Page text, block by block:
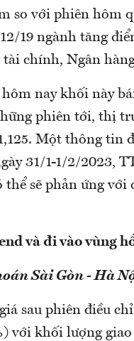
so với phiên
19 ngành tăng
tài chính, Ngân
nay khối này
phiên tới, thị
Một thông tin
31/1-1/2/2023,
sẽ phản ứng với
và đi vào vùng
Sài Gòn - Hà
sau phiên điều
với khối lượng